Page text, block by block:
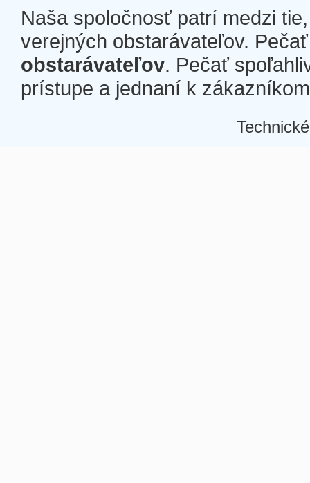
Naša spoločnosť patrí medzi
verejných obstarávateľov.
obstarávateľov. Pečať
prístupe a jednaní k